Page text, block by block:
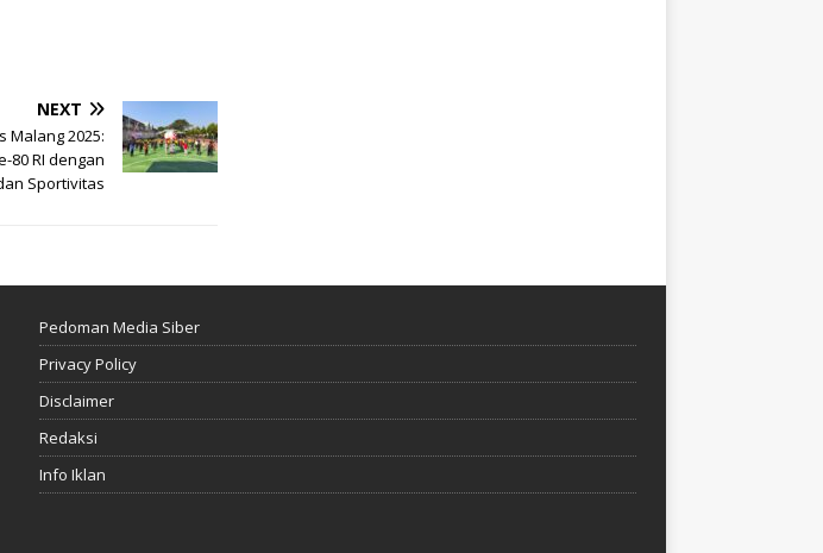
NEXT
Malang 2025:
80 RI dengan
Sportivitas
Pedoman Media Siber
Privacy Policy
Disclaimer
Redaksi
Info Iklan